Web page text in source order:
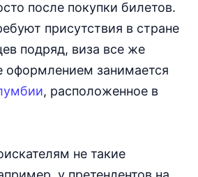
после покупки билетов.
присутствия в стране
подряд, виза все же
оформлением занимается
, расположенное в
не такие